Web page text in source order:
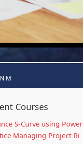
M
Courses
S-Curve using Power
Managing Project Ri